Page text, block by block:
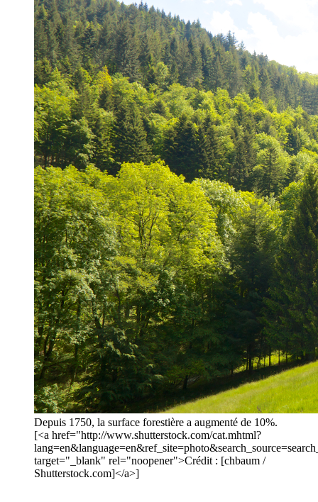
Depuis 1750, la surface forestière a augmenté de 10%.
[<a href="http://www.shutterstock.com/cat.mhtml?
target="_blank" rel="noopener">Crédit : [chbaum /
Shutterstock.com]</a>]